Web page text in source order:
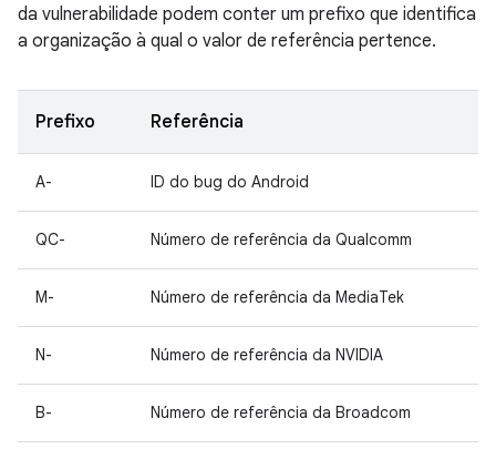
da vulnerabilidade podem conter um prefixo que identifica
a organização à qual o valor de referência pertence.
Prefixo Referência
A- ID do bug do Android
QC- Número de referência da Qualcomm
M- Número de referência da MediaTek
N- Número de referência da NVIDIA
B- Número de referência da Broadcom